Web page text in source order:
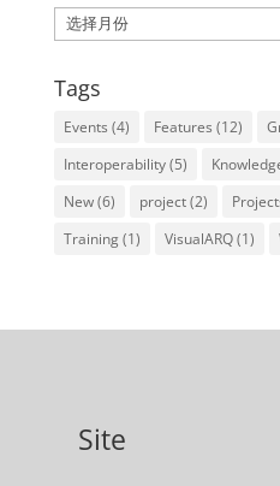
Archives
Tags
Events (4) Features (12)
Interoperability(5)
New(6) project(2)
Training(1) VisualARQ(1)
Site